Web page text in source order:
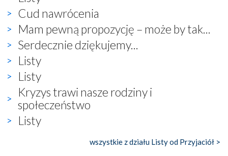
Cud nawrócenia
Mam pewną propozycję – może by tak...
Serdecznie dziękujemy...
Listy
Listy
Kryzys trawi nasze rodziny i
społeczeństwo
Listy
wszystkie z działu Listy od Przyjaciół >